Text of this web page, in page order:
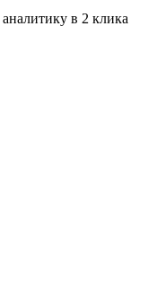
в 2 клика